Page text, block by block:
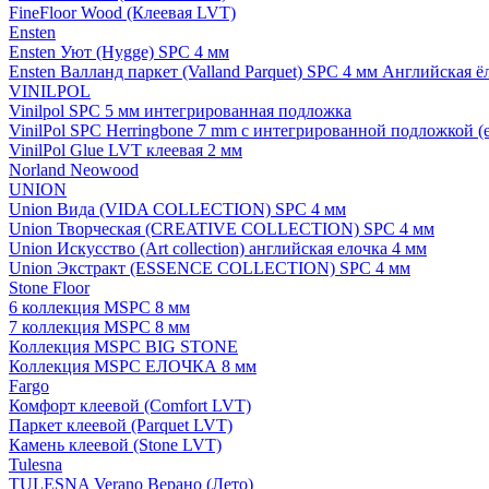
FineFloor Wood (Клеевая LVT)
Ensten
Ensten Уют (Hygge) SPC 4 мм
Ensten Валланд паркет (Valland Parquet) SPC 4 мм Английская
VINILPOL
Vinilpol SPC 5 мм интегрированная подложка
VinilPol SPC Herringbone 7 mm с интегрированной подложкой
VinilPol Glue LVT клеевая 2 мм
Norland Neowood
UNION
Union Вида (VIDA COLLECTION) SPC 4 мм
Union Творческая (CREATIVE COLLECTION) SPC 4 мм
Union Искусство (Art collection) английская елочка 4 мм
Union Экстракт (ESSENCE COLLECTION) SPC 4 мм
Stone Floor
6 коллекция MSPC 8 мм
7 коллекция MSPC 8 мм
Коллекция MSPC BIG STONE
Коллекция MSPC ЕЛОЧКА 8 мм
Fargo
Комфорт клеевой (Comfort LVT)
Паркет клеевой (Parquet LVT)
Камень клеевой (Stone LVT)
Tulesna
TULESNA Verano Верано (Лето)